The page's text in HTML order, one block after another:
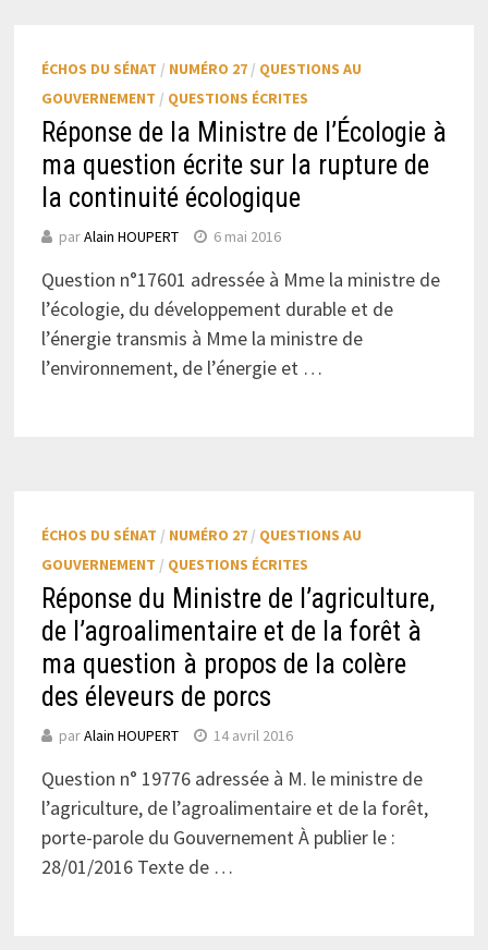
ÉCHOS DU SÉNAT / NUMÉRO 27/ QUESTIONS AU
GOUVERNEMENT / QUESTIONS ÉCRITES
Réponse de la Ministre de l’Écologie à
ma question écrite sur la rupture de
la continuité écologique
parAlain HOUPERT 6 mai 2016
Question n°17601 adressée à Mme la ministre de
l’écologie, du développement durable et de
l’énergie transmis à Mme la ministre de
l’environnement, de l’énergie et …
ÉCHOS DU SÉNAT / NUMÉRO 27/ QUESTIONS AU
GOUVERNEMENT / QUESTIONS ÉCRITES
Réponse du Ministre de l’agriculture,
de l’agroalimentaire et de la forêt à
ma question à propos de la colère
des éleveurs de porcs
parAlain HOUPERT 14 avril 2016
Question n° 19776 adressée à M. le ministre de
l’agriculture, de l’agroalimentaire et de la forêt,
porte-parole du Gouvernement À publier le :
28/01/2016 Texte de …